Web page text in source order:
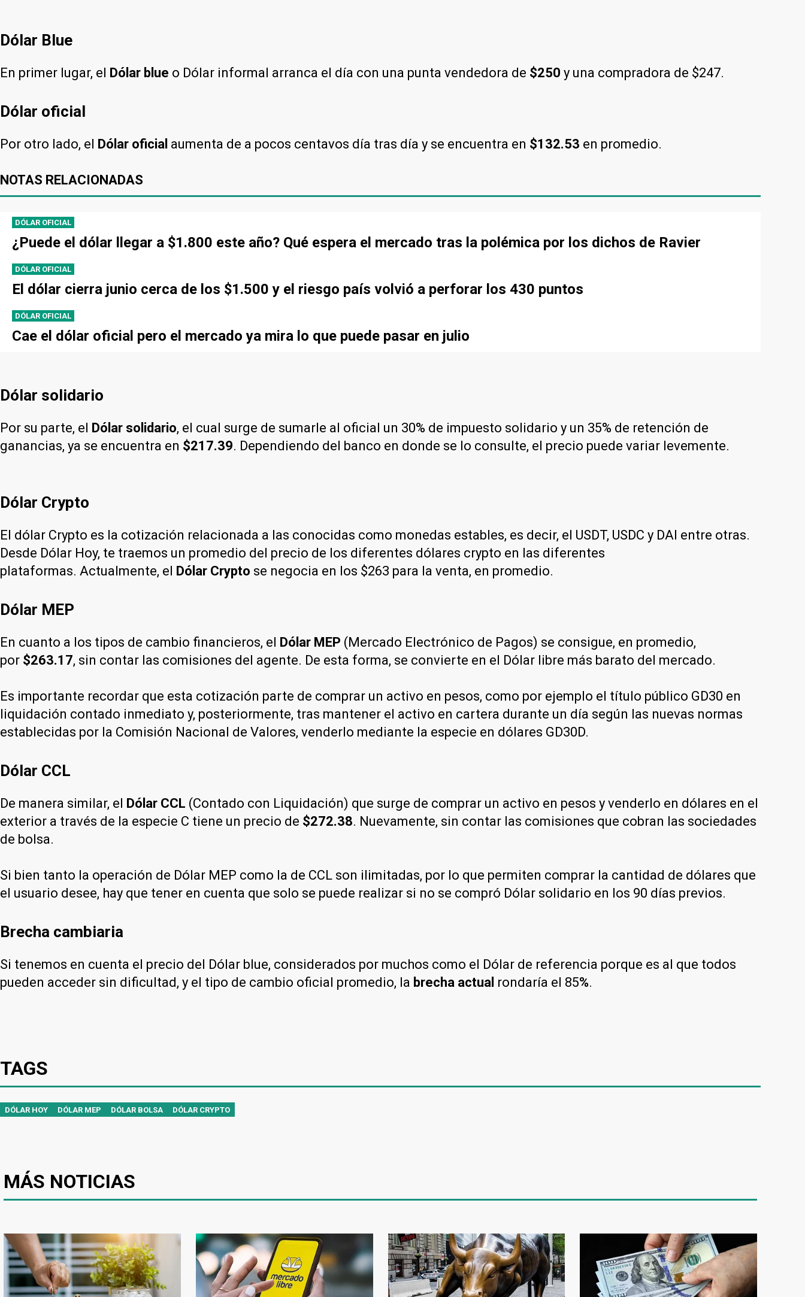
Dólar Blue
En primer lugar, el Dólar blue o Dólar informal arranca el día con una punta vendedora de $250 y una compradora de $247.
Dólar oficial
Por otro lado, el Dólar oficial aumenta de a pocos centavos día tras día y se encuentra en $132.53 en promedio.
NOTAS RELACIONADAS
DÓLAR OFICIAL
¿Puede el dólar llegar a $1.800 este año? Qué espera el mercado tras la polémica por los dichos de Ravier
DÓLAR OFICIAL
El dólar cierra junio cerca de los $1.500 y el riesgo país volvió a perforar los 430 puntos
DÓLAR OFICIAL
Cae el dólar oficial pero el mercado ya mira lo que puede pasar en julio
Dólar solidario
Por su parte, el Dólar solidario, el cual surge de sumarle al oficial un 30% de impuesto solidario y un 35% de retención de
ganancias, ya se encuentra en $217.39. Dependiendo del banco en donde se lo consulte, el precio puede variar levemente.
Dólar Crypto
El dólar Crypto es la cotización relacionada a las conocidas como monedas estables, es decir, el USDT, USDC y DAI entre otras.
Desde Dólar Hoy, te traemos un promedio del precio de los diferentes dólares crypto en las diferentes
plataformas. Actualmente, el Dólar Crypto se negocia en los $263 para la venta, en promedio.
Dólar MEP
En cuanto a los tipos de cambio financieros, el Dólar MEP (Mercado Electrónico de Pagos) se consigue, en promedio,
por $263.17, sin contar las comisiones del agente. De esta forma, se convierte en el Dólar libre más barato del mercado.
Es importante recordar que esta cotización parte de comprar un activo en pesos, como por ejemplo el título público GD30 en
liquidación contado inmediato y, posteriormente, tras mantener el activo en cartera durante un día según las nuevas normas
establecidas por la Comisión Nacional de Valores, venderlo mediante la especie en dólares GD30D.
Dólar CCL
De manera similar, el Dólar CCL (Contado con Liquidación) que surge de comprar un activo en pesos y venderlo en dólares en el
exterior a través de la especie C tiene un precio de $272.38. Nuevamente, sin contar las comisiones que cobran las sociedades
de bolsa.
Si bien tanto la operación de Dólar MEP como la de CCL son ilimitadas, por lo que permiten comprar la cantidad de dólares que
el usuario desee, hay que tener en cuenta que solo se puede realizar si no se compró Dólar solidario en los 90 días previos.
Brecha cambiaria
Si tenemos en cuenta el precio del Dólar blue, considerados por muchos como el Dólar de referencia porque es al que todos
pueden acceder sin dificultad, y el tipo de cambio oficial promedio, la brecha actual rondaría el 85%.
TAGS
DÓLAR HOY DÓLAR MEP DÓLAR BOLSA DÓLAR CRYPTO
MÁS NOTICIAS